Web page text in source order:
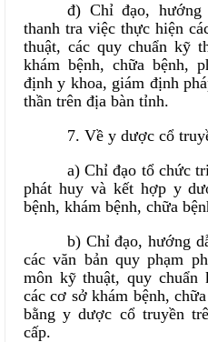
đ) Chỉ đạo, hướng
thanh tra việc thực hiện
thuật, các quy chuẩn kỹ
khám bệnh, chữa bệnh,
định y khoa, giám định
thần trên địa bàn tỉnh.
7. Về y dược cổ
a) Chỉ đạo tổ chức
phát huy và kết hợp y
bệnh, khám bệnh, chữa
b) Chỉ đạo, hướng
các văn bản quy phạm
môn kỹ thuật, quy
các cơ sở khám bệnh,
bằng y dược cổ truyền
cấp.